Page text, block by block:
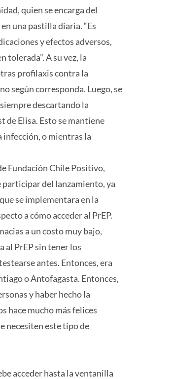
quien se encarga del
una pastilla diaria. “Es
y efectos adversos,
tolerada”. A su vez, la
profilaxis contra la
según corresponda. Luego, se
descartando la
de Elisa. Esto se mantiene
infección, o mientras la
Fundación Chile Positivo,
del lanzamiento, ya
se implementara en la
a cómo acceder al PrEP.
a un costo muy bajo,
al PrEP sin tener los
antes. Entonces, era
o Antofagasta. Entonces,
y haber hecho la
hace mucho más felices
necesiten este tipo de
acceder hasta la ventanilla